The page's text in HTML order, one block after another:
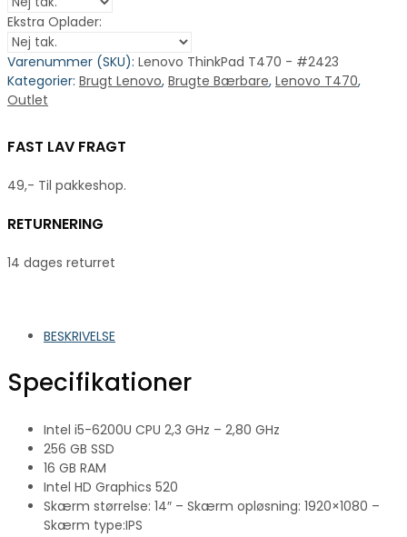
Ekstra Oplader:
Varenummer (SKU): Lenovo ThinkPad T470 - #2423
Kategorier: Brugt Lenovo, Brugte Bærbare, Lenovo T470,
Outlet
FAST LAV FRAGT
49,- Til pakkeshop.
RETURNERING
14 dages returret
BESKRIVELSE
Specifikationer
Intel i5-6200U CPU 2,3 GHz – 2,80 GHz
256 GB SSD
16 GB RAM
Intel HD Graphics 520
Skærm størrelse: 14″ – Skærm opløsning: 1920×1080 –
Skærm type:IPS